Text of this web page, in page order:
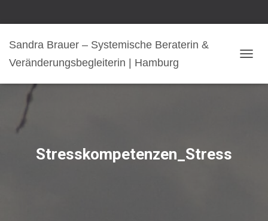
Sandra Brauer – Systemische Beraterin &
Veränderungsbegleiterin | Hamburg
Stresskompetenzen_Stress